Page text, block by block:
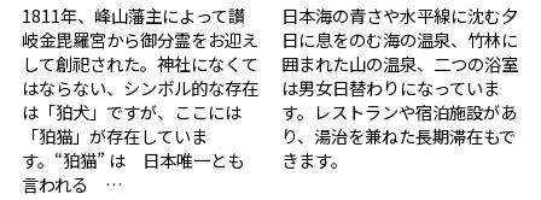
1811年、峰山藩主によって讃
岐金毘羅宮から御分霊をお迎え
して創祀された。神社になくて
はならない、シンボル的な存在
は「狛犬」ですが、ここには
「狛猫」が存在していま
す。“狛猫” は 日本唯一とも
言われる …
日本海の青さや水平線に沈む夕
日に息をのむ海の温泉、竹林に
囲まれた山の温泉、二つの浴室
は男女日替わりになっていま
す。レストランや宿泊施設があ
り、湯治を兼ねた長期滞在もで
きます。